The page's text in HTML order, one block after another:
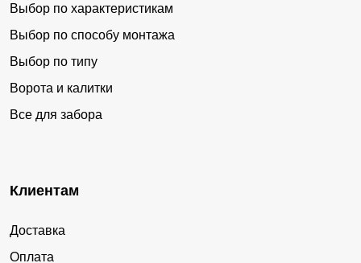
Выбор по характеристикам
Выбор по способу монтажа
Выбор по типу
Ворота и калитки
Все для забора
Клиентам
Доставка
Оплата